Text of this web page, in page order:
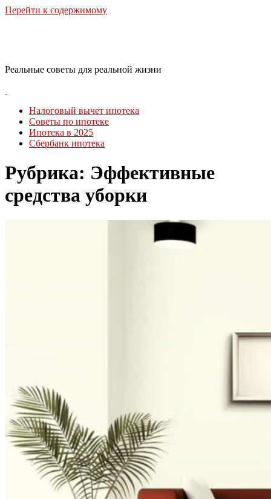
Перейти к содержимому
Реальные советы для реальной жизни
Налоговый вычет ипотека
Советы по ипотеке
Ипотека в 2025
Сбербанк ипотека
Рубрика: Эффективные
средства уборки